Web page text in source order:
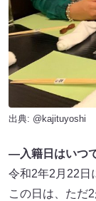
出典: @kajituyoshi
—入籍日はいつ
令和2年2月22日
この日は、ただ